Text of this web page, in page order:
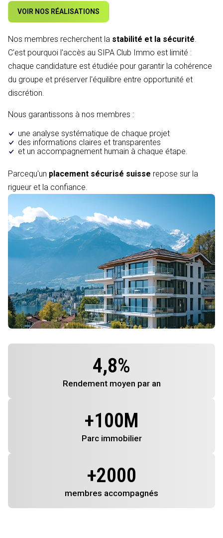
VOIR NOS RÉALISATIONS
Nos membres recherchent la stabilité et la sécurité.
C'est pourquoi l'accès au SIPA Club Immo est limité :
chaque candidature est étudiée pour garantir la cohérence
du groupe et préserver l'équilibre entre opportunité et
discrétion.
Nous garantissons à nos membres :
une analyse systématique de chaque projet
des informations claires et transparentes
et un accompagnement humain à chaque étape.
Parcequ'un placement sécurisé suisse repose sur la
rigueur et la confiance.
4,8%
Rendement moyen par an
+100M
Parc immobilier
+2000
membres accompagnés